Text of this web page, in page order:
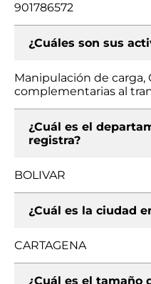
901786572
¿Cuáles son sus
Manipulación de carga,
complementarias al
¿Cuál es el
registra?
BOLIVAR
¿Cuál es la ciudad
CARTAGENA
¿Cuál es el tamaño